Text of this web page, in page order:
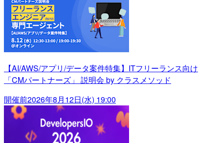
【AI/AWS/アプリ/データ案件特集】ITフリーランス向け
「CMパートナーズ」 説明会 by クラスメソッド
開催前2026年8月12日(水) 19:00